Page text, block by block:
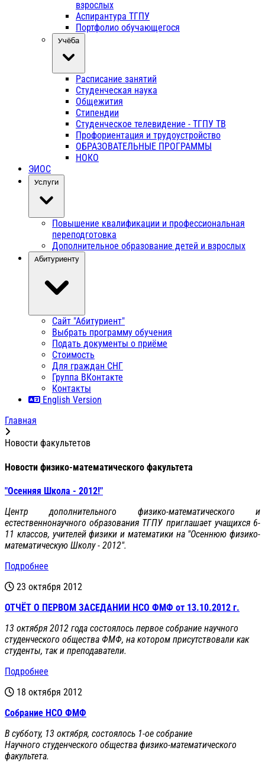
взрослых
Аспирантура ТГПУ
Портфолио обучающегося
Учёба
Расписание занятий
Студенческая наука
Общежития
Стипендии
Студенческое телевидение - ТГПУ ТВ
Профориентация и трудоустройство
ОБРАЗОВАТЕЛЬНЫЕ ПРОГРАММЫ
НОКО
ЭИОС
Услуги
Повышение квалификации и профессиональная
переподготовка
Дополнительное образование детей и взрослых
Абитуриенту
Сайт "Абитуриент"
Выбрать программу обучения
Подать документы о приёме
Стоимость
Для граждан СНГ
Группа ВКонтакте
Контакты
English Version
Главная
Новости факультетов
Новости физико-математического факультета
"Осенняя Школа - 2012!"
Центр дополнительного физико-математического и
естественнонаучного образования ТГПУ приглашает учащихся 6-
11 классов, учителей физики и математики на "Осеннюю физико-
математическую Школу - 2012".
Подробнее
23 октября 2012
ОТЧЁТ О ПЕРВОМ ЗАСЕДАНИИ НСО ФМФ от 13.10.2012 г.
13 октября 2012 года состоялось первое собрание научного
студенческого общества ФМФ, на котором присутствовали как
студенты, так и преподаватели.
Подробнее
18 октября 2012
Собрание НСО ФМФ
В субботу, 13 октября, состоялось 1-ое собрание
Научного студенческого общества физико-математического
факультета.